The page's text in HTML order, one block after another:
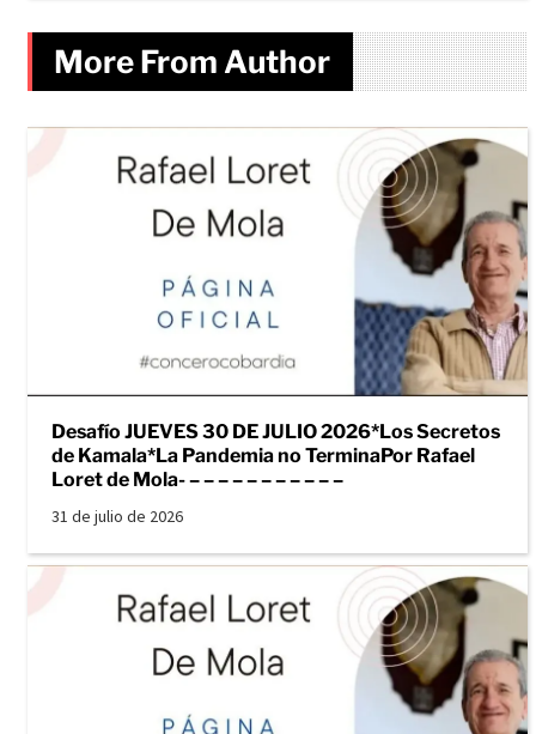
More From Author
Desafío JUEVES 30 DE JULIO 2026*Los Secretos
de Kamala*La Pandemia no TerminaPor Rafael
Loret de Mola- – – – – – – – – – – –
31 de julio de 2026